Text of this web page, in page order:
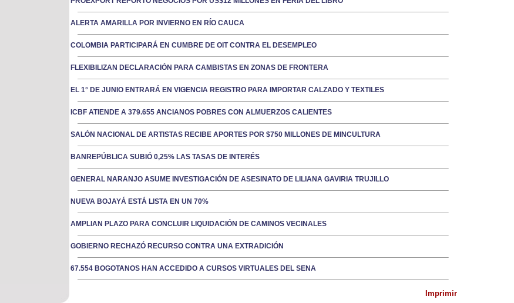
ALERTA AMARILLA POR INVIERNO EN RÍO CAUCA
COLOMBIA PARTICIPARÁ EN CUMBRE DE OIT CONTRA EL DESEMPLEO
FLEXIBILIZAN DECLARACIÓN PARA CAMBISTAS EN ZONAS DE FRONTERA
EL 1° DE JUNIO ENTRARÁ EN VIGENCIA REGISTRO PARA IMPORTAR CALZADO Y TEXTILES
ICBF ATIENDE A 379.655 ANCIANOS POBRES CON ALMUERZOS CALIENTES
SALÓN NACIONAL DE ARTISTAS RECIBE APORTES POR $750 MILLONES DE MINCULTURA
BANREPÚBLICA SUBIÓ 0,25% LAS TASAS DE INTERÉS
GENERAL NARANJO ASUME INVESTIGACIÓN DE ASESINATO DE LILIANA GAVIRIA TRUJILLO
NUEVA BOJAYÁ ESTÁ LISTA EN UN 70%
AMPLIAN PLAZO PARA CONCLUIR LIQUIDACIÓN DE CAMINOS VECINALES
GOBIERNO RECHAZÓ RECURSO CONTRA UNA EXTRADICIÓN
67.554 BOGOTANOS HAN ACCEDIDO A CURSOS VIRTUALES DEL SENA
Imprimir